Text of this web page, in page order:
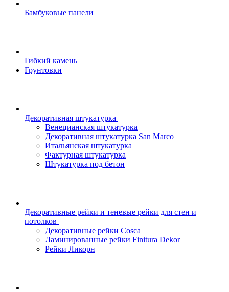
Бамбуковые панели
Гибкий камень
Грунтовки
Декоративная штукатурка
Венецианская штукатурка
Декоративная штукатурка San Marco
Итальянская штукатурка
Фактурная штукатурка
Штукатурка под бетон
Декоративные рейки и теневые рейки для стен и
потолков
Декоративные рейки Cosca
Ламинированные рейки Finitura Dekor
Рейки Ликорн